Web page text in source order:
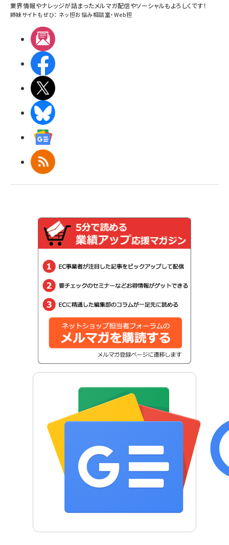
業界情報やナレッジが詰まったメルマガ配信やソーシャルもよろしくです！
姉妹サイトもぜひ： ネッ担お悩み相談室・Web担
RSS